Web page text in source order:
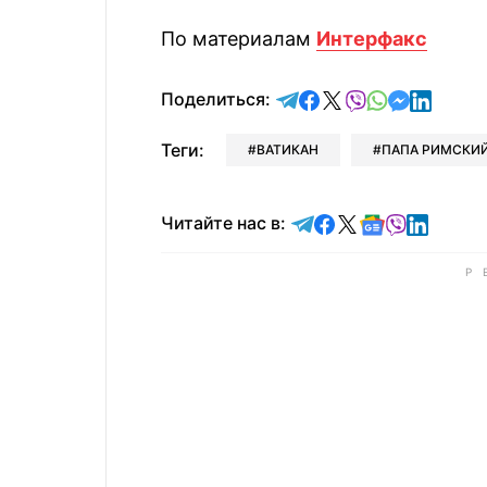
По материалам Интерфакс
Поделиться: отправить в Telegram
поделиться в
поделиться в X
отправить в
отправить
Теги: ВАТИКАН ПАПА
Читайте нас в: Читайте в Telegram
Читайте в
Читайте в X
Читайте в
Читайте